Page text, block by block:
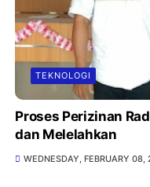
TEKNOLOGI
Proses Perizinan
dan Melelahkan
WEDNESDAY, FEBRUARY 08,